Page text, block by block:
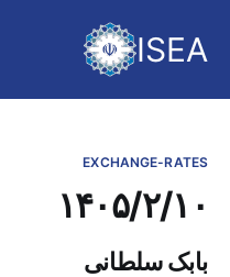
ISEA
EXCHANGE-RATES
۱۴۰۵/۲/۱۰
بابک سلطانی